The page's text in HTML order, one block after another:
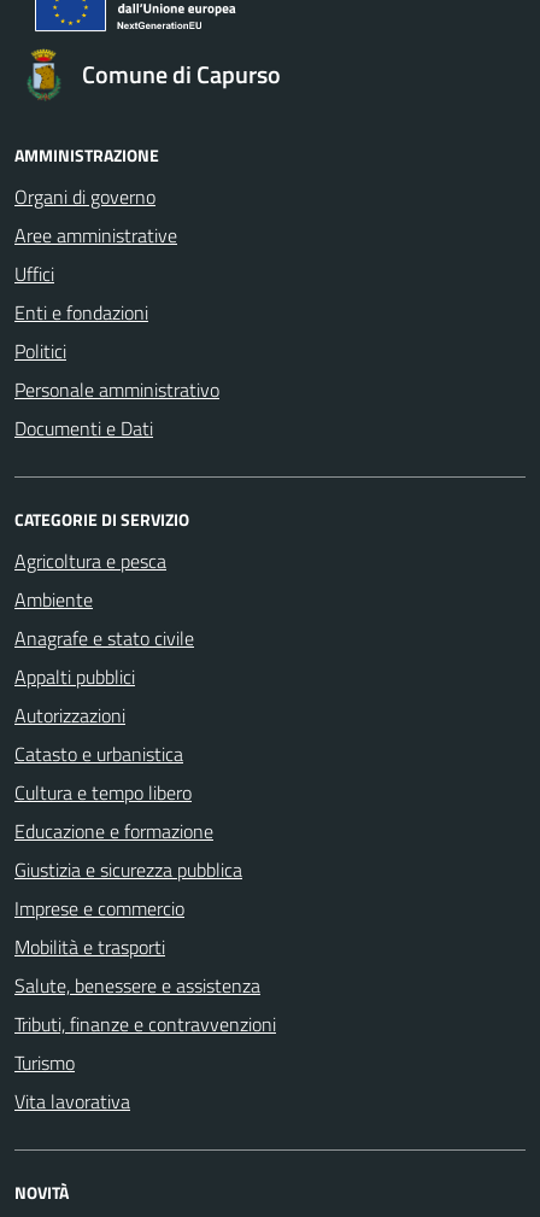
Comune di Capurso
AMMINISTRAZIONE
Organi di governo
Aree amministrative
Uffici
Enti e fondazioni
Politici
Personale amministrativo
Documenti e Dati
CATEGORIE DI SERVIZIO
Agricoltura e pesca
Ambiente
Anagrafe e stato civile
Appalti pubblici
Autorizzazioni
Catasto e urbanistica
Cultura e tempo libero
Educazione e formazione
Giustizia e sicurezza pubblica
Imprese e commercio
Mobilità e trasporti
Salute, benessere e assistenza
Tributi, finanze e contravvenzioni
Turismo
Vita lavorativa
NOVITÀ